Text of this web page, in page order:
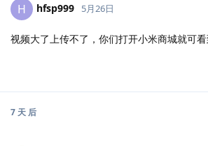
H hfsp999 5月26日
视频大了上传不了，你们打开小米商城就可看
7 天 后